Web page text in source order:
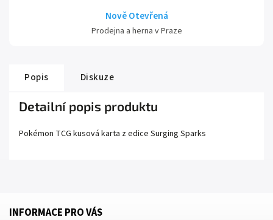
Nově Otevřená
Prodejna a herna v Praze
Popis Diskuze
Detailní popis produktu
Pokémon TCG kusová karta z edice Surging Sparks
INFORMACE PRO VÁS